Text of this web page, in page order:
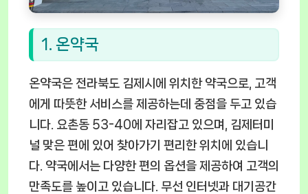
1. 온약국
온약국은 전라북도 김제시에 위치한 약국으로, 고객
에게 따뜻한 서비스를 제공하는데 중점을 두고 있습
니다. 요촌동 53-40에 자리잡고 있으며, 김제터미
널 맞은 편에 있어 찾아가기 편리한 위치에 있습니
다. 약국에서는 다양한 편의 옵션을 제공하여 고객의
만족도를 높이고 있습니다. 무선 인터넷과 대기공간